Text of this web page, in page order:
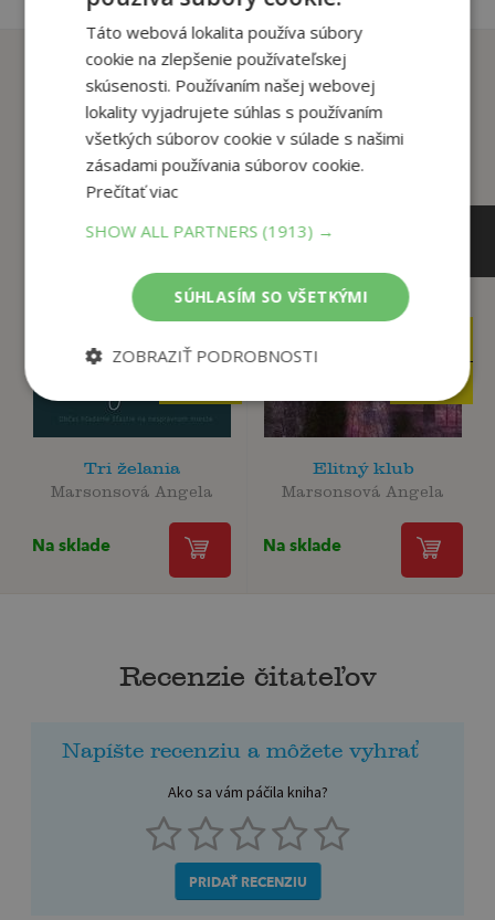
Zákazníci, ktorí si kúpili
tento titul si tiež kúpili
5
Tri želania
Marsonsová Angela
Na sklade
Elitný klub
Marsonsová Angela
Na sklade
Recenzie čitateľov
Napíšte recenziu a môžete vyhrať
Ako sa vám páčila kniha?
PRIDAŤ RECENZIU
Táto webová lokalita používa súbory
cookie na zlepšenie používateľskej
skúsenosti. Používaním našej webovej
lokality vyjadrujete súhlas s používaním
všetkých súborov cookie v súlade s našimi
zásadami používania súborov cookie.
Prečítať viac
SHOW ALL PARTNERS (1913) →
SÚHLASÍM SO VŠETKÝMI
ZOBRAZIŤ PODROBNOSTI